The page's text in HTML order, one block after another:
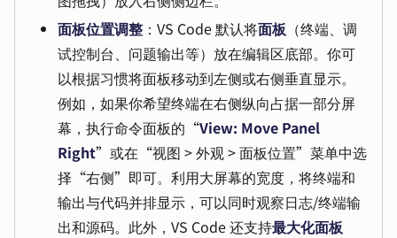
面板位置调整 ：VS Code 默认将面板 （终端、调
试控制台、问题输出等）放在编辑区底部。你可
以根据习惯将面板移动到左侧或右侧垂直显示。
例如，如果你希望终端在右侧纵向占据一部分屏
幕，执行命令面板的“View: Move Panel
Right”或在“视图 > 外观 > 面板位置”菜单中选
择“右侧”即可。利用大屏幕的宽度，将终端和
输出与代码并排显示，可以同时观察日志/终端输
出和源码。此外，VS Code 还支持最大化面板